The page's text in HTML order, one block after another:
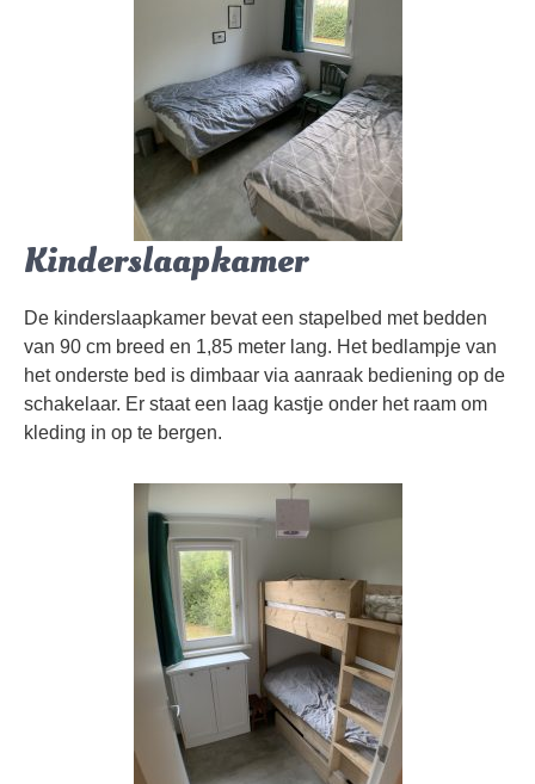
Kinderslaapkamer
De kinderslaapkamer bevat een stapelbed met bedden
van 90 cm breed en 1,85 meter lang. Het bedlampje van
het onderste bed is dimbaar via aanraak bediening op de
schakelaar. Er staat een laag kastje onder het raam om
kleding in op te bergen.